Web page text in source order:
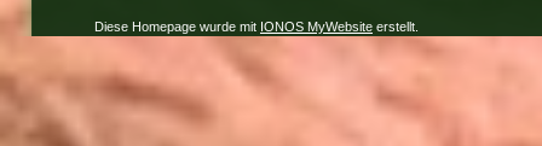
Diese Homepage wurde mit IONOS MyWebsite erstellt.